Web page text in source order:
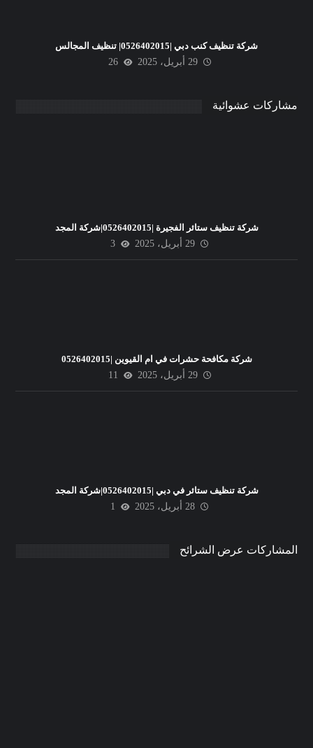
شركة تنظيف كنب دبي |0526402015| تنظيف المجالس
29 أبريل، 2025
26
مشاركات عشوائية
شركة تنظيف ستائر الفجيرة |0526402015|شركة المجد
29 أبريل، 2025
3
شركة مكافحة حشرات في ام القيوين |0526402015
29 أبريل، 2025
11
شركة تنظيف ستائر في دبي |0526402015|شركة المجد
28 أبريل، 2025
1
المشاركات عرض الشرائح